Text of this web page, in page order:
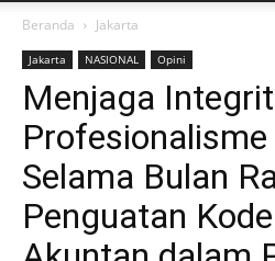
Beranda Jakarta
Jakarta NASIONAL Opini
Menjaga
Selama Bulan
Penguatan